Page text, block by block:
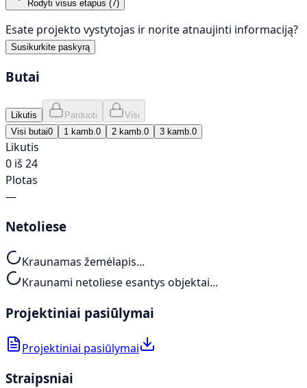
Rodyti visus etapus (7)
Esate projekto vystytojas ir norite atnaujinti informaciją?
Susikurkite paskyrą
Butai
Likutis Parduoti
Visi
Visi butai0 1 kamb. 0 2 kamb. 0 3 kamb. 0
Likutis
0 iš 24
Plotas
—
Netoliese
Kraunamas žemėlapis...
Kraunami netoliese esantys objektai...
Projektiniai pasiūlymai
Projektiniai pasiūlymai
Straipsniai